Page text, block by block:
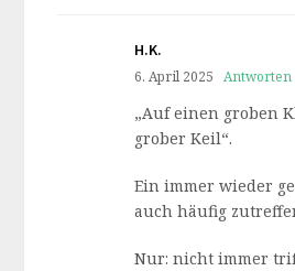
H.K.
6. April 2025 Antworten
„Auf einen groben
grober Keil“.
Ein immer wieder
auch häufig
Nur: nicht immer